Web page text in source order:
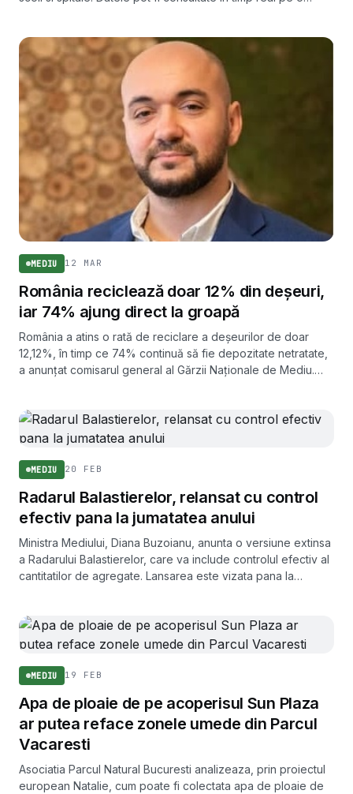
MEDIU 12 MAR
România reciclează doar 12% din deșeuri,
iar 74% ajung direct la groapă
România a atins o rată de reciclare a deșeurilor de doar
12,12%, în timp ce 74% continuă să fie depozitate netratate,
a anunțat comisarul general al Gărzii Naționale de Mediu.
MEDIU 20 FEB
Radarul Balastierelor, relansat cu control
efectiv pana la jumatatea anului
Ministra Mediului, Diana Buzoianu, anunta o versiune extinsa
a Radarului Balastierelor, care va include controlul efectiv al
cantitatilor de agregate. Lansarea este vizata pana la
MEDIU 19 FEB
Apa de ploaie de pe acoperisul Sun Plaza
ar putea reface zonele umede din Parcul
Vacaresti
Asociatia Parcul Natural Bucuresti analizeaza, prin proiectul
european Natalie, cum poate fi colectata apa de ploaie de